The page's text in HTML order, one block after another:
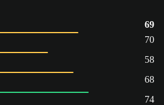
69
70
58
68
74